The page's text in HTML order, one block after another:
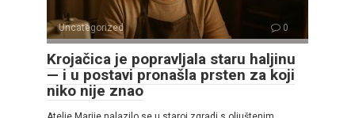
Uncategorized 0
Krojačica je popravljala staru haljinu
— i u postavi pronašla prsten za koji
niko nije znao